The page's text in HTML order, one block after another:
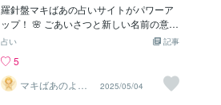
羅針盤マキばあの占いサイトがパワーア
ップ！ 🌸 ごあいさつと新しい名前の意味
こんにちは、“羅針盤マキばあ”です。こ
中心とした占いを行ってきましたが、こ
のたび鑑定スタイルを大きく広げたこと
をきっかけに、新たに『羅針盤マキば
記事
占い
5
マキばあのよろ
ず相談室
2025/05/04